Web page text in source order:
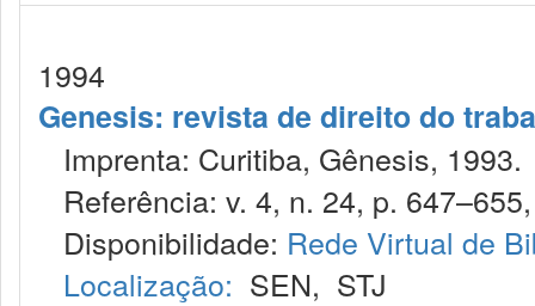
1994
Genesis: revista de direito do
Imprenta: Curitiba, Gênesis, 1993.
Referência: v. 4, n. 24, p.
Disponibilidade: Rede Virtual de
Localização: SEN, STJ